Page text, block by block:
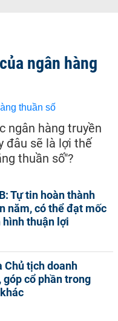
ngân hàng
ngân hàng truyền
đâu sẽ là lợi thế
thuần số"?
Tự tin hoàn thành
năm, có thể đạt mốc
hình thuận lợi
Chủ tịch doanh
góp cổ phần trong